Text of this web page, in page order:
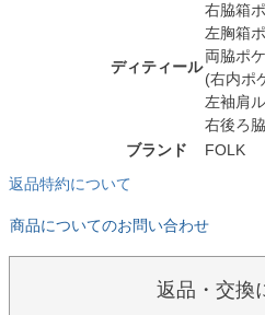
ディティール
右脇箱
左胸箱
両脇ポ
(右内ポ
左袖肩
右後ろ
ブランド
FOLK
返品特約について
商品についてのお問い合わせ
返品・交換